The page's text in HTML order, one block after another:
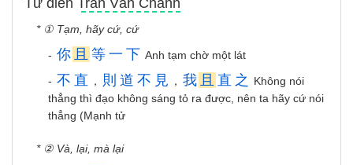
Từ điển Trần Văn Chánh
* ① Tạm, hãy cứ, cứ
- 你 且 等 一 下 Anh tạm chờ một lát
- 不 直 ， 則 道 不 見 ， 我 且 直 之
Không nói
thẳng thì đạo không sáng tỏ ra được, nên ta hãy cứ nói
thẳng (Mạnh tử
* ② Và, lại, mà lại